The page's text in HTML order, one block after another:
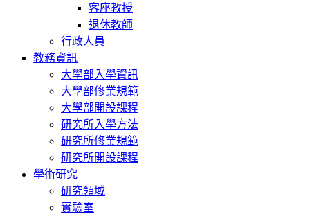
客座教授
退休教師
行政人員
教務資訊
大學部入學資訊
大學部修業規範
大學部開設課程
研究所入學方法
研究所修業規範
研究所開設課程
學術研究
研究領域
實驗室